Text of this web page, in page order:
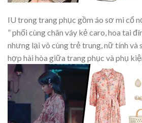
IU trong trang phục gồm áo sơ mi cổ
” phối cùng chân váy kẻ caro, hoa tai
nhưng lại vô cùng trẻ trung, nữ tính
hợp hài hòa giữa trang phục và phụ